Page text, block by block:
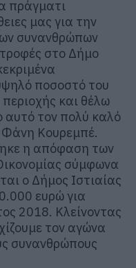
πράγματι
μας για την
συνανθρώπων
στο Δήμο
ποσοστό του
και θέλω
αυτό τον πολύ καλό
Φάνη Κουρεμπέ.
η απόφαση των
σύμφωνα
ο Δήμος Ιστιαίας
ευρώ για
2018. Κλείνοντας
τον αγώνα
συνανθρώπους